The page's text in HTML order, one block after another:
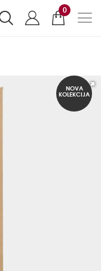
0
NOVA
KOLEKCIJA